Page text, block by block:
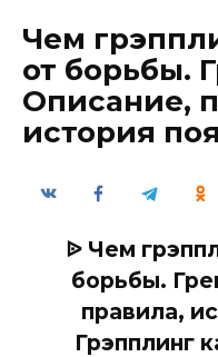
Чем
от борьбы.
Описание,
история
ᐉ Чем
борьбы.
правила,
Грэпплинг